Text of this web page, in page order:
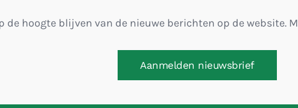
de hoogte blijven van de nieuwe berichten op de website.
Aanmelden nieuwsbrief